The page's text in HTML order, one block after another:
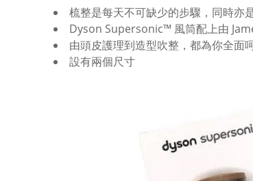
梳整是每天不可缺少的步驟，同時亦
Dyson Supersonic™ 風筒配上由
由頭皮護理到造型吹整，都為你全面
設有兩個尺寸